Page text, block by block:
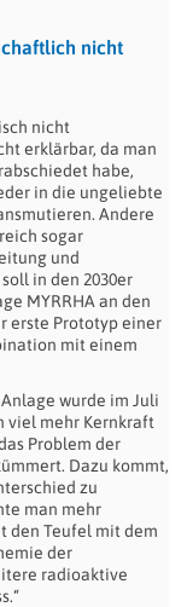
nicht
nicht
erklärbar, da man
habe,
in die ungeliebte
Andere
sogar
und
in den 2030er
MYRRHA an den
erste Prototyp einer
mit einem
wurde im Juli
viel mehr Kernkraft
Problem der
Dazu kommt,
zu
man mehr
den Teufel mit dem
der
radioaktive